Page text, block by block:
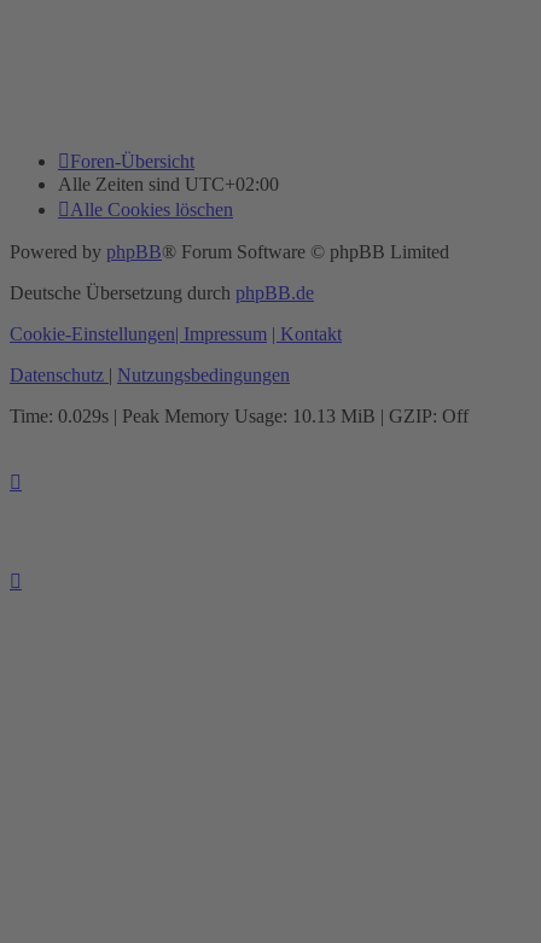
Foren-Übersicht
Alle Zeiten sind UTC+02:00
Alle Cookies löschen
Powered by phpBB® Forum Software © phpBB Limited
Deutsche Übersetzung durch phpBB.de
Cookie-Einstellungen| Impressum | Kontakt
Datenschutz | Nutzungsbedingungen
Time: 0.029s | Peak Memory Usage: 10.13 MiB | GZIP: Off